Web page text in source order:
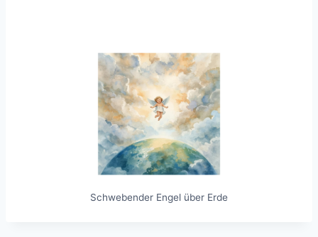
Schwebender Engel über Erde